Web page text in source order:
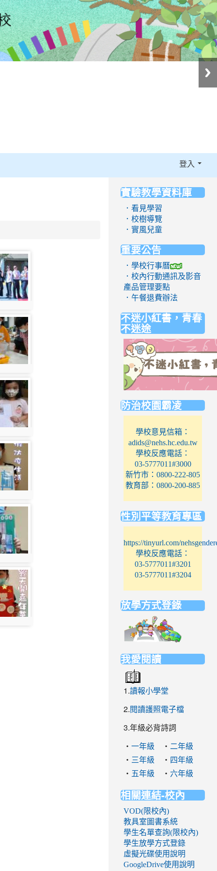
登入
實驗教學資料庫
．看見學習
．校樹導覽
．實風兒童
重要公告
．學校行事曆
．校內行動通訊及影音
產品管理要點
．午餐退費辦法
不迷小紅書，青春
不迷途
to
https://eliteracy.edu.tw/
防治校園霸凌
學校意見信箱：
adids@nehs.hc.edu.tw
學校反應電話：
03-5777011#3000
新竹市：0800-222-805
教育部：0800-200-885
性別平等教育專區
https://tinyurl.com/
學校反應電話：
03-5777011#3201
03-5777011#3204
放學方式登錄
https://
我愛閱讀
1.讀報小學堂
2.閱讀護照電子檔
3.年級必背詩詞
‧ 一年級 ‧ 二年級
‧ 三年級 ‧ 四年級
‧ 五年級 ‧ 六年級
相關連結-校內
VOD(限校內)
教具室圖書系統
學生名單查詢(限校內)
學生放學方式登錄
虛擬光碟使用說明
GoogleDrive使用說明